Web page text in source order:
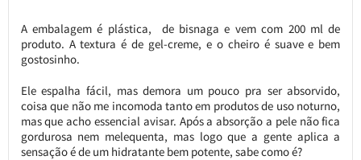
A embalagem é plástica, de bisnaga e vem com 200 ml de
produto. A textura é de gel-creme, e o cheiro é suave e bem
gostosinho.
Ele espalha fácil, mas demora um pouco pra ser absorvido,
coisa que não me incomoda tanto em produtos de uso noturno,
mas que acho essencial avisar. Após a absorção a pele não fica
gordurosa nem melequenta, mas logo que a gente aplica a
sensação é de um hidratante bem potente, sabe como é?